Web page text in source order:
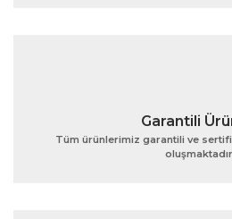
Gönder
Garantili
Tüm ürünlerimiz garantili ve